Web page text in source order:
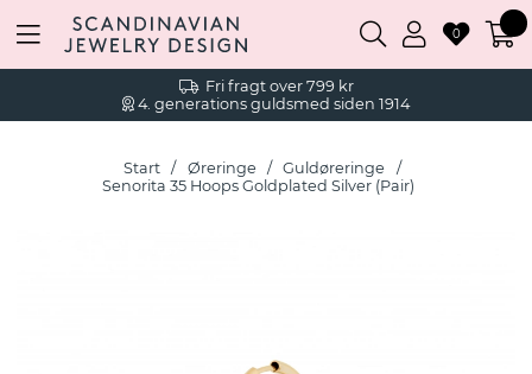
Fri fragt over 799 kr
4. generations guldsmed siden 1914
0
Start Øreringe
Guldøreringe
Senorita 35 Hoops Goldplated Silver (Pair)